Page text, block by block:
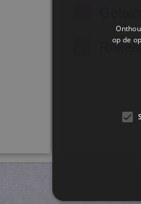
op de